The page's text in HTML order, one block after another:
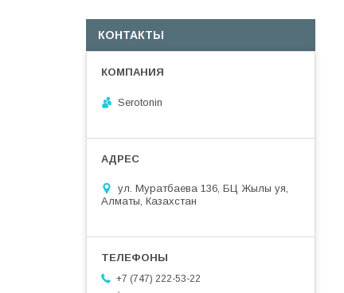
КОНТАКТЫ
Serotonin
ул. Муратбаева 136, БЦ Жылы уя,
Алматы, Казахстан
+7 (747) 222-53-22